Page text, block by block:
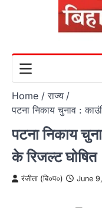
Home
राज्य
पटना निकाय चुनाव :
पटना निकाय
के रिजल्ट घोषित
रंजीता (बि०प०) June